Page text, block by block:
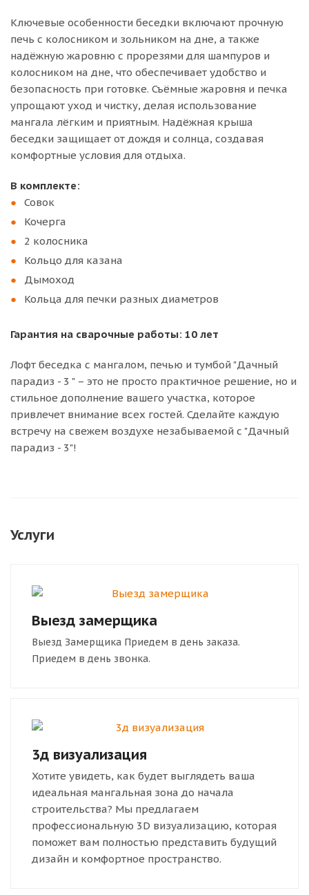
Ключевые особенности беседки включают прочную
печь с колосником и зольником на дне, а также
надёжную жаровню с прорезями для шампуров и
колосником на дне, что обеспечивает удобство и
безопасность при готовке. Съёмные жаровня и печка
упрощают уход и чистку, делая использование
мангала лёгким и приятным. Надёжная крыша
беседки защищает от дождя и солнца, создавая
комфортные условия для отдыха.
В комплекте:
Совок
Кочерга
2 колосника
Кольцо для казана
Дымоход
Кольца для печки разных диаметров
Гарантия на сварочные работы: 10 лет
Лофт беседка с мангалом, печью и тумбой "Дачный
парадиз - 3 " – это не просто практичное решение, но и
стильное дополнение вашего участка, которое
привлечет внимание всех гостей. Сделайте каждую
встречу на свежем воздухе незабываемой с "Дачный
парадиз - 3"!
Услуги
Выезд замерщика
Выезд Замерщика Приедем в день заказа.
Приедем в день звонка.
3д визуализация
Хотите увидеть, как будет выглядеть ваша
идеальная мангальная зона до начала
строительства? Мы предлагаем
профессиональную 3D визуализацию, которая
поможет вам полностью представить будущий
дизайн и комфортное пространство.